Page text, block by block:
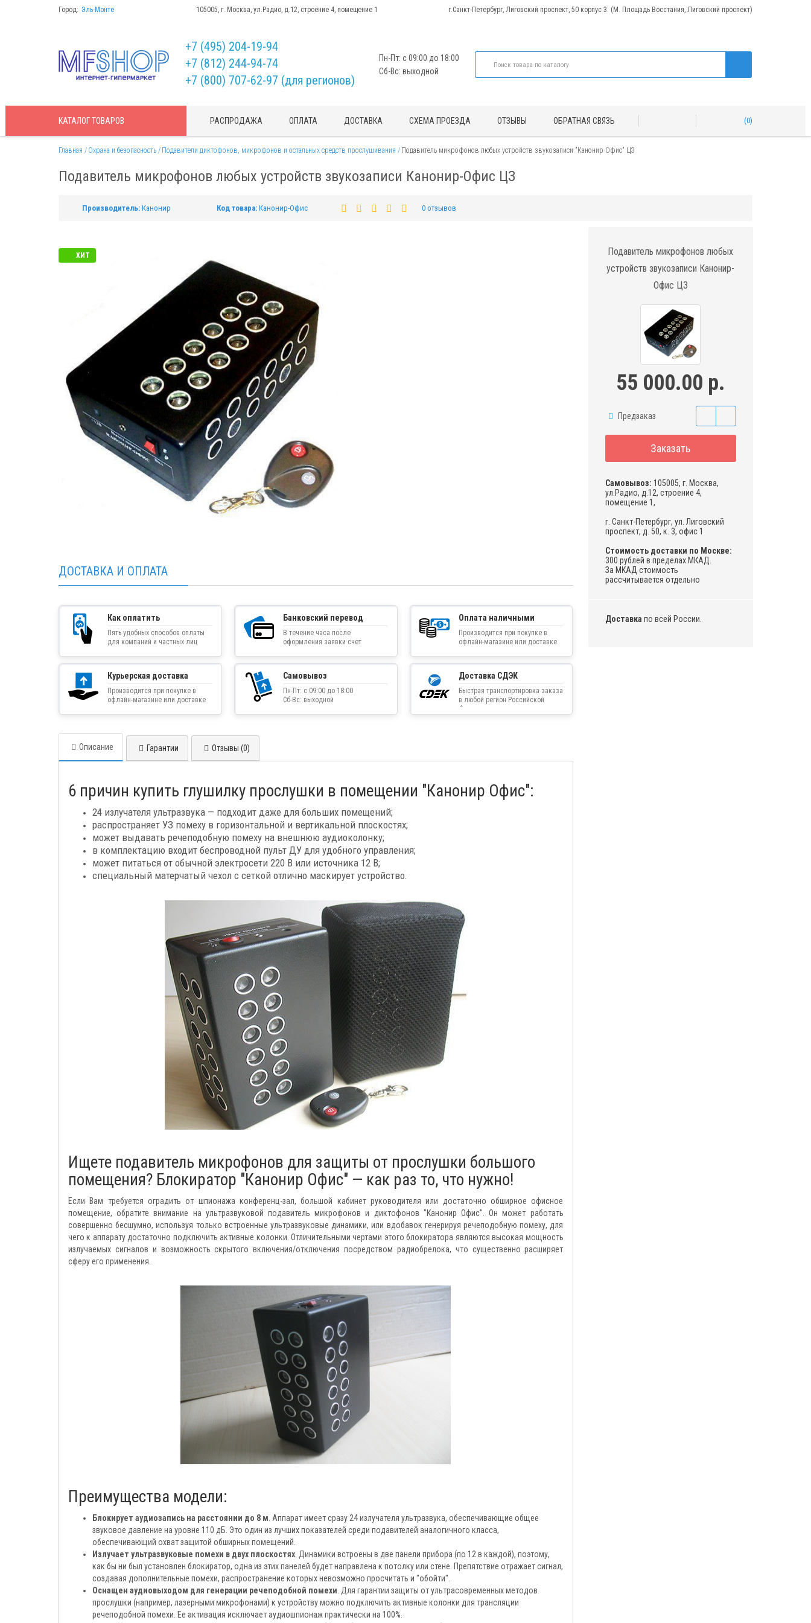
Город: Эль-Монте 105005, г. Москва, ул.Радио, д.12, строение 4, помещение 1 г.Санкт-Петербург, Лиговский проспект, 50 корпус 3. (М. Площадь Восстания, Лиговский проспект)
+7 (495) 204-19-94
+7 (812) 244-94-74
+7 (800) 707-62-97 (для регионов)
Пн-Пт: с 09:00 до 18:00
Сб-Вс: выходной
КАТАЛОГТОВАРОВ РАСПРОДАЖА ОПЛАТА ДОСТАВКА СХЕМА ПРОЕЗДА ОТЗЫВЫ ОБРАТНАЯ СВЯЗЬ 0
Главная Охрана и безопасность Подавители диктофонов, микрофонов и остальных средств прослушивания Подавитель микрофонов любых устройств звукозаписи "Канонир-Офис" ЦЗ
Подавитель микрофонов любых устройств звукозаписи Канонир-Офис ЦЗ
Производитель: Канонир Код товара: Канонир-Офис 0 отзывов
ХИТ
Подавитель микрофонов любых
устройств звукозаписи Канонир-
Офис ЦЗ
55 000.00 р.
Предзаказ
Заказать
Самовывоз: 105005, г. Москва,
ул.Радио, д.12, строение 4,
помещение 1,
г. Санкт-Петербург, ул. Лиговский
проспект, д. 50, к. 3, офис 1
Стоимость доставки по Москве:
300 рублей в пределах МКАД.
За МКАД стоимость
рассчитывается отдельно
Доставка по всей России.
ДОСТАВКА И ОПЛАТА
Как оплатить
Пять удобных способов оплаты
для компаний и частных лиц
Банковский перевод
В течение часа после
оформления заявки счет
электронную почту
Оплата наличными
Производится при покупке в
офлайн-магазине или доставке
Курьерская доставка
Производится при покупке в
офлайн-магазине или доставке
Самовывоз
Пн-Пт: с 09:00 до 18:00
Сб-Вс: выходной
Доставка СДЭК
Быстрая транспортировка заказа
в любой регион Российской
Федерации
Описание Гарантии Отзывы (0)
6 причин купить глушилку прослушки в помещении "Канонир Офис":
24 излучателя ультразвука — подходит даже для больших помещений;
распространяет УЗ помеху в горизонтальной и вертикальной плоскостях;
может выдавать речеподобную помеху на внешнюю аудиоколонку;
в комплектацию входит беспроводной пульт ДУ для удобного управления;
может питаться от обычной электросети 220 В или источника 12 В;
специальный матерчатый чехол с сеткой отлично маскирует устройство.
Ищете подавитель микрофонов для защиты от прослушки большого
помещения? Блокиратор "Канонир Офис" — как раз то, что нужно!
Если Вам требуется оградить от шпионажа конференц-зал, большой кабинет руководителя или достаточно обширное офисное
помещение, обратите внимание на ультразвуковой подавитель микрофонов и диктофонов "Канонир Офис". Он может работать
совершенно бесшумно, используя только встроенные ультразвуковые динамики, или вдобавок генерируя речеподобную помеху, для
чего к аппарату достаточно подключить активные колонки. Отличительными чертами этого блокиратора являются высокая мощность
излучаемых сигналов и возможность скрытого включения/отключения посредством радиобрелока, что существенно расширяет
сферу его применения.
Преимущества модели:
Блокирует аудиозапись на расстоянии до 8 м . Аппарат имеет сразу 24 излучателя ультразвука, обеспечивающие общее
звуковое давление на уровне 110 дБ. Это один из лучших показателей среди подавителей аналогичного класса,
обеспечивающий охват защитой обширных помещений.
Излучает ультразвуковые помехи в двух плоскостях . Динамики встроены в две панели прибора (по 12 в каждой), поэтому,
как бы ни был установлен блокиратор, одна из этих панелей будет направлена к потолку или стене. Препятствие отражает сигнал,
создавая дополнительные помехи, распространение которых невозможно просчитать и "обойти".
Оснащен аудиовыходом для генерации речеподобной помехи . Для гарантии защиты от ультрасовременных методов
прослушки (например, лазерными микрофонами) к устройству можно подключить активные колонки для трансляции
речеподобной помехи. Ее активация исключает аудиошпионаж практически на 100%.